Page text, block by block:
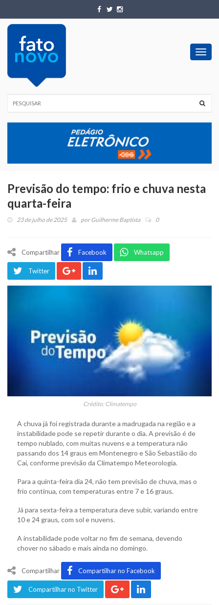
Previsão do tempo: frio e chuva nesta
quarta-feira
23 de julho de 2025 porGuilherme Baptista 0
Compartilhar Facebook Whatsapp
Twitter
Crédito: Climatempo
A chuva já foi registrada durante a madrugada na região e a
instabilidade pode se repetir durante o dia. A previsão é de
tempo nublado, com muitas nuvens e a temperatura não
passando dos 14 graus em Montenegro e São Sebastião do
Caí, conforme previsão da Climatempo Meteorologia.
Para a quinta-feira dia 24, não tem previsão de chuva, mas o
frio continua, com temperaturas entre 7 e 16 graus.
Já para sexta-feira a temperatura deve subir, variando entre
10 e 24 graus, com sol e nuvens.
A instabilidade pode voltar no fim de semana, devendo
chover no sábado e mais ainda no domingo.
Compartilhar Compartilhar no Facebook
Compartilhar no Twitter